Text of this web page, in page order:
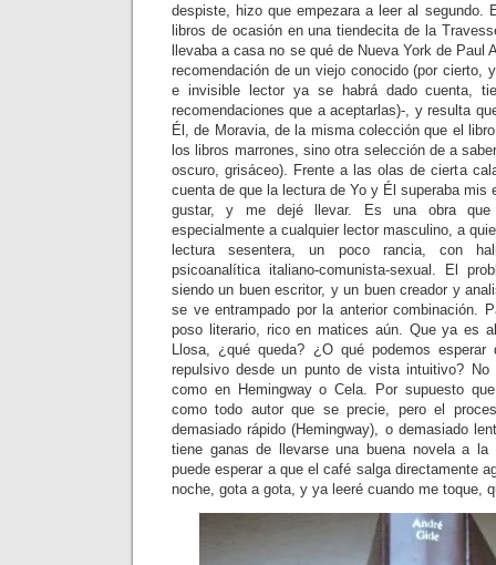
despiste, hizo que empezara a leer al segundo.
libros de ocasión en una tiendecita de la
llevaba a casa no se qué de Nueva York de Paul
recomendación de un viejo conocido (por cierto,
e invisible lector ya se habrá dado cuenta,
recomendaciones que a aceptarlas)-, y resulta
Él, de Moravia, de la misma colección que el
los libros marrones, sino otra selección de a
oscuro, grisáceo). Frente a las olas de cierta
cuenta de que la lectura de Yo y Él superaba
gustar, y me dejé llevar. Es una obra que
especialmente a cualquier lector masculino, a
lectura sesentera, un poco rancia, con
psicoanalítica italiano-comunista-sexual. El
siendo un buen escritor, y un buen creador y
se ve entrampado por la anterior combinación.
poso literario, rico en matices aún. Que ya es
Llosa, ¿qué queda? ¿O qué podemos
repulsivo desde un punto de vista intuitivo?
como en Hemingway o Cela. Por supuesto
como todo autor que se precie, pero el
demasiado rápido (Hemingway), o demasiado
tiene ganas de llevarse una buena novela a
puede esperar a que el café salga directamente
noche, gota a gota, y ya leeré cuando me toque,